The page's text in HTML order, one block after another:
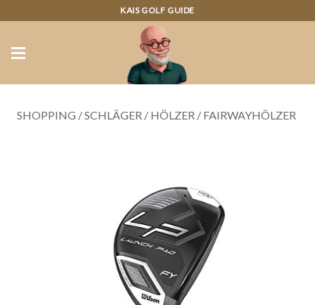
KAIS GOLF GUIDE
SHOPPING /SCHLÄGER / HÖLZER / FAIRWAYHÖLZER